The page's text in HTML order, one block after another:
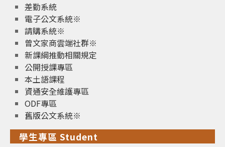
差勤系統
電子公文系統※
請購系統※
曾文家商雲端社群※
新課綱推動相關規定
公開授課專區
本土語課程
資通安全維護專區
ODF專區
舊版公文系統※
學生專區 Student